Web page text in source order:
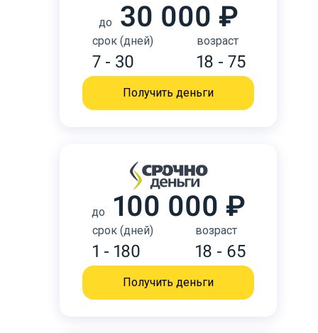
до 30 000 ₽
срок (дней)
7 - 30
возраст
18 - 75
Получить деньги
до 100 000 ₽
срок (дней)
1 - 180
возраст
18 - 65
Получить деньги